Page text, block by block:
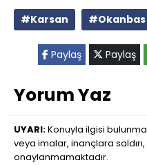
#Karsan #Okanbas
Paylaş Paylaş
Yorum Yaz
UYARI:Konuyla ilgisi
veya imalar, inançlara
onaylanmamaktadır.